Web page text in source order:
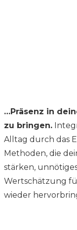
…Präsenz in
zu bringen.
Alltag durch das
Methoden, die
stärken,
Wertschätzung
wieder